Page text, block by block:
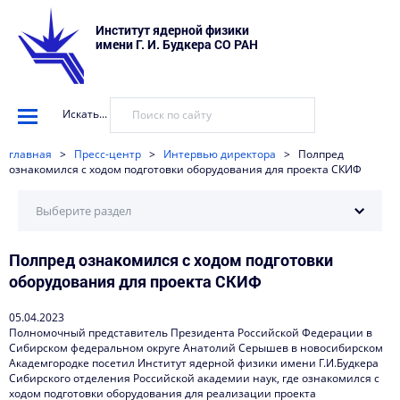
Институт ядерной физики
имени Г. И. Будкера СО РАН
Искать...
главная > Пресс-центр > Интервью директора > Полпред
ознакомился с ходом подготовки оборудования для проекта СКИФ
Научные установки
События
Новости
Наука в деталях
Видеоматериалы о нас
Выберите раздел
Полпред ознакомился с ходом подготовки
оборудования для проекта СКИФ
05.04.2023
Полномочный представитель Президента Российской Федерации в
Сибирском федеральном округе Анатолий Серышев в новосибирском
Академгородке посетил Институт ядерной физики имени Г.И.Будкера
Сибирского отделения Российской академии наук, где ознакомился с
ходом подготовки оборудования для реализации проекта